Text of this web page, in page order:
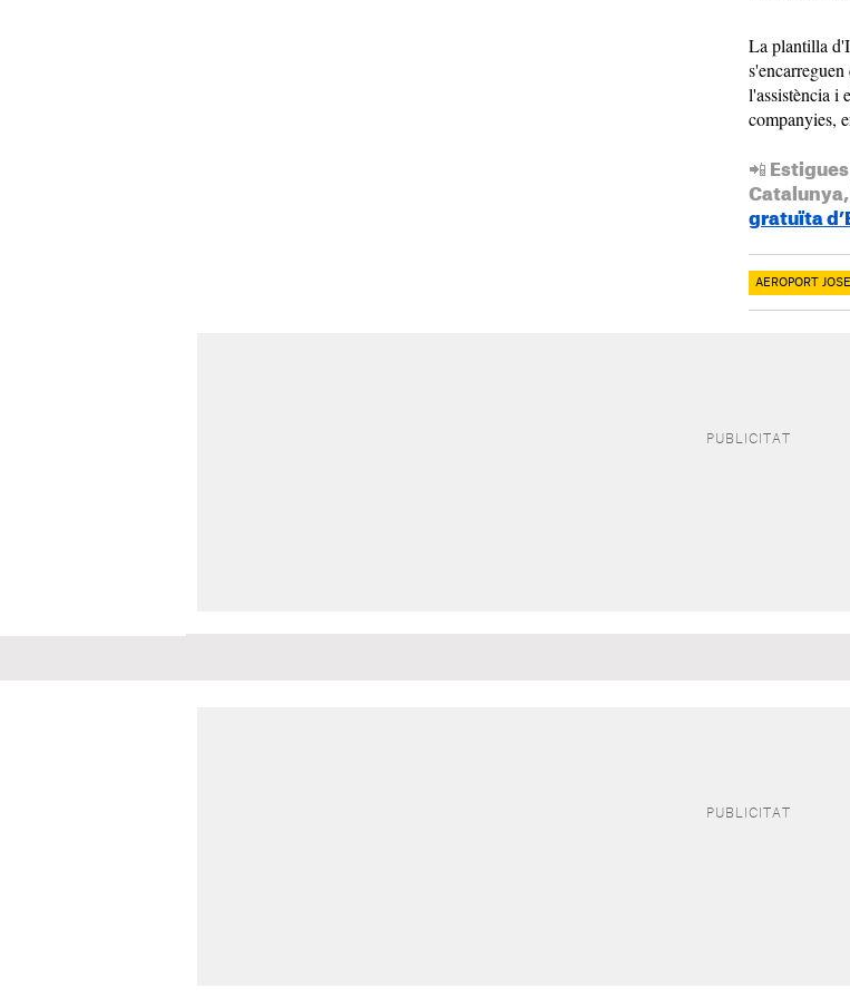
La plantilla
l'assistència i
companyies,
📲
gratuïta
AEROPORT